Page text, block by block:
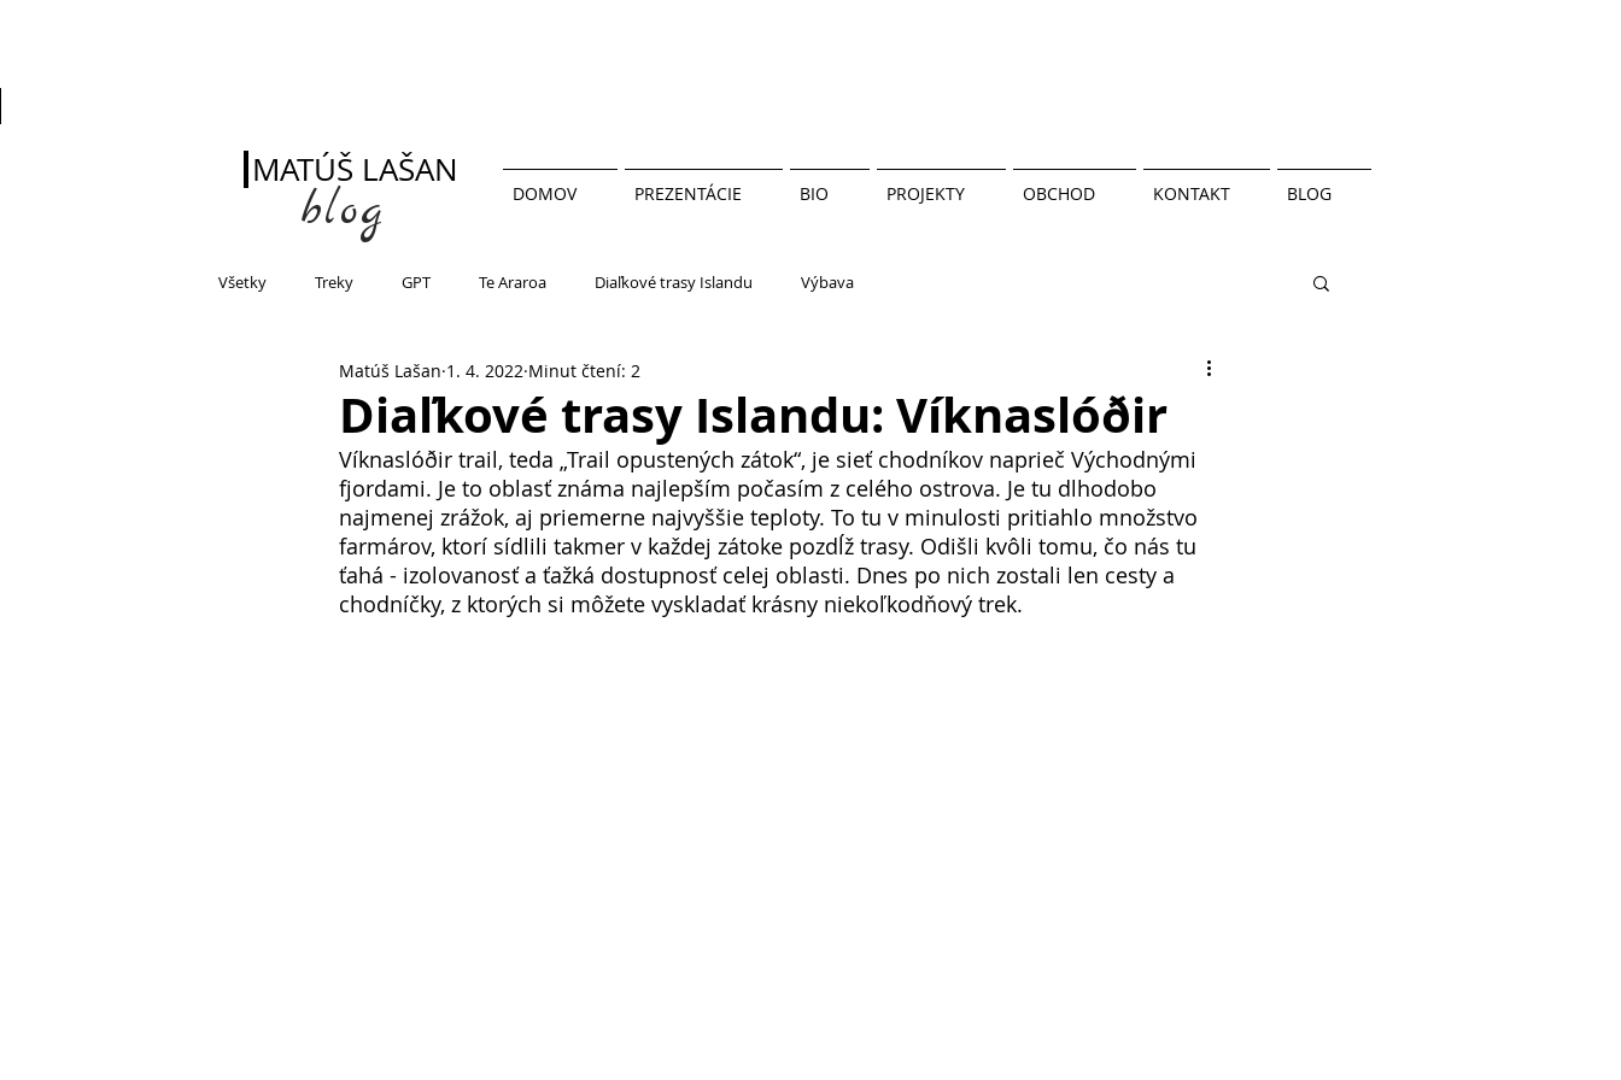
Všetky Treky GPT Te Araroa Diaľkové trasy Islandu Výbava
Diaľkové trasy Islandu: Víknaslóðir
Matúš Lašan 1. 4. 2022 Minut čtení: 2
Víknaslóðir trail, teda „Trail opustených zátok“, je sieť chodníkov naprieč Východnými
fjordami. Je to oblasť známa najlepším počasím z celého ostrova. Je tu dlhodobo
najmenej zrážok, aj priemerne najvyššie teploty. To tu v minulosti pritiahlo množstvo
farmárov, ktorí sídlili takmer v každej zátoke pozdĺž trasy. Odišli kvôli tomu, čo nás tu
ťahá - izolovanosť a ťažká dostupnosť celej oblasti. Dnes po nich zostali len cesty a
chodníčky, z ktorých si môžete vyskladať krásny niekoľkodňový trek.
DOMOV PREZENTÁCIE BIO PROJEKTY OBCHOD KONTAKT BLOG
blog
MATÚŠ LAŠAN